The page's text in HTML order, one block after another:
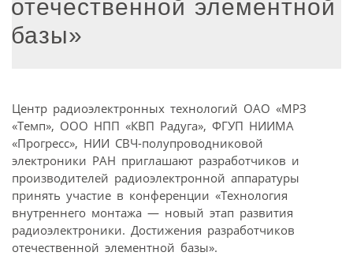
отечественной элементной
базы»
Центр радиоэлектронных технологий ОАО «МРЗ
«Темп», ООО НПП «КВП Радуга», ФГУП НИИМА
«Прогресс», НИИ СВЧ-полупроводниковой
электроники РАН приглашают разработчиков и
производителей радиоэлектронной аппаратуры
принять участие в конференции «Технология
внутреннего монтажа — новый этап развития
радиоэлектроники. Достижения разработчиков
отечественной элементной базы».